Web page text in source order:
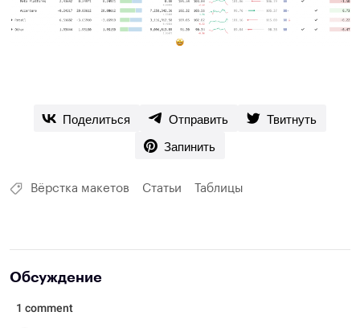
Поделиться Отправить
Твитнуть
Запинить
Вёрстка макетов Статьи Таблицы
Обсуждение